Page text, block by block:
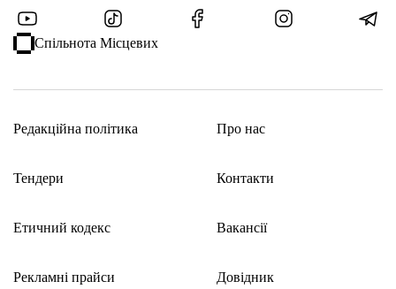
Спільнота Місцевих
Редакційна політика
Тендери
Етичний кодекс
Рекламні прайси
Про нас
Контакти
Вакансії
Довідник